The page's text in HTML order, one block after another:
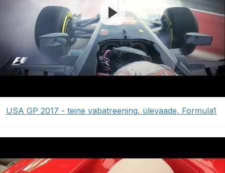
USA GP 2017 - teine vabatreening, ülevaade, Formula1